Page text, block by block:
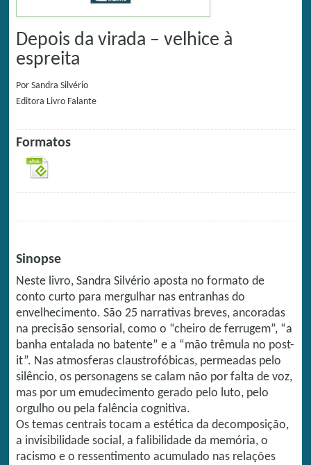
Depois da virada – velhice à
espreita
Por Sandra Silvério
Editora Livro Falante
Formatos
Sinopse
Neste livro, Sandra Silvério aposta no formato de
conto curto para mergulhar nas entranhas do
envelhecimento. São 25 narrativas breves, ancoradas
na precisão sensorial, como o “cheiro de ferrugem”, “a
banha entalada no batente” e a “mão trêmula no post-
it”. Nas atmosferas claustrofóbicas, permeadas pelo
silêncio, os personagens se calam não por falta de voz,
mas por um emudecimento gerado pelo luto, pelo
orgulho ou pela falência cognitiva.
Os temas centrais tocam a estética da decomposição,
a invisibilidade social, a falibilidade da memória, o
racismo e o ressentimento acumulado nas relações